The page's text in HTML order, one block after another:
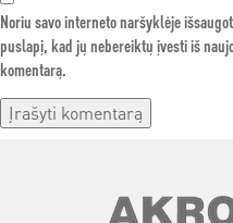
Noriu savo interneto naršyklėje
puslapį, kad jų nebereiktų įvesti iš
komentarą.